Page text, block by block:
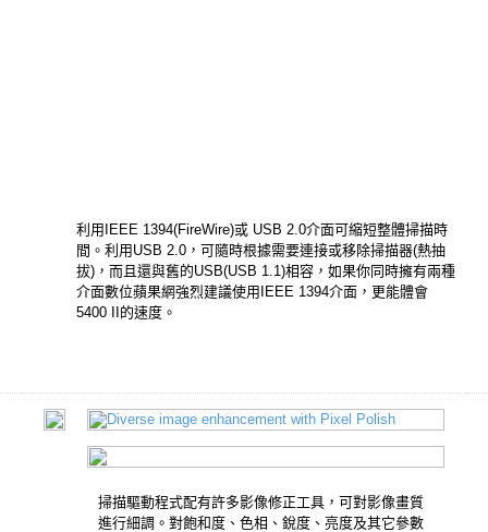
利用IEEE 1394(FireWire)或 USB 2.0介面可縮短整體掃描時
間。利用USB 2.0，可隨時根據需要連接或移除掃描器(熱抽
拔)，而且還與舊的USB(USB 1.1)相容，如果你同時擁有兩種
介面數位蘋果網強烈建議使用IEEE 1394介面，更能體會
5400 II的速度。
掃描驅動程式配有許多影像修正工具，可對影像畫質
進行細調。對飽和度、色相、銳度、亮度及其它參數